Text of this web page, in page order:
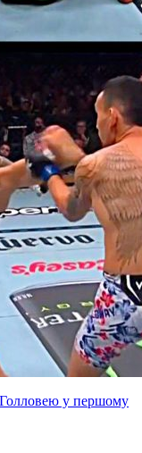
у першому